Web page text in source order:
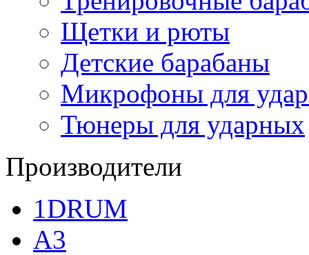
Щетки и рюты
Детские барабаны
Микрофоны для
Тюнеры для ударных
Производители
1DRUM
A3